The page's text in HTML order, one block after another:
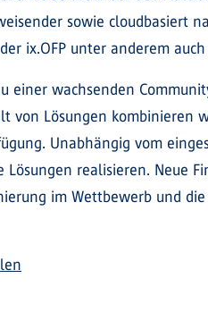
sowie cloudbasiert
ix.OFP unter anderem
einer wachsenden
von Lösungen kombinieren
Unabhängig vom
realisieren. Neue
im Wettbewerb und